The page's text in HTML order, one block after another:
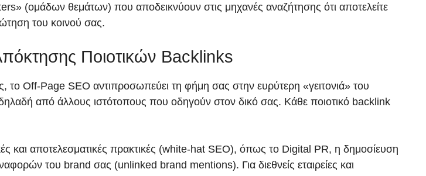
(ομάδων θεμάτων) που αποδεικνύουν στις μηχανές αναζήτησης ότι αποτελείτε
του κοινού σας.
Ποιοτικών Backlinks
Off-Page SEO αντιπροσωπεύει τη φήμη σας στην ευρύτερη «γειτονιά» του
από άλλους ιστότοπους που οδηγούν στον δικό σας. Κάθε ποιοτικό backlink
και αποτελεσματικές πρακτικές (white-hat SEO), όπως το Digital PR, η δημοσίευση
του brand σας (unlinked brand mentions). Για διεθνείς εταιρείες και